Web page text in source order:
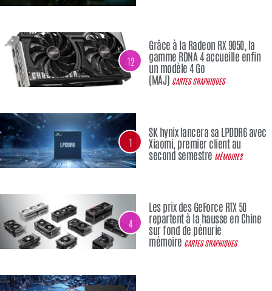
12
Grâce à la Radeon RX 9050, la
gamme RDNA 4 accueille enfin
un modèle 4 Go
(MAJ) CARTES GRAPHIQUES
1
SK hynix lancera sa LPDDR6 avec
Xiaomi, premier client au
second semestre MÉMOIRES
4
Les prix des GeForce RTX 50
repartent à la hausse en Chine
sur fond de pénurie
mémoire CARTES GRAPHIQUES